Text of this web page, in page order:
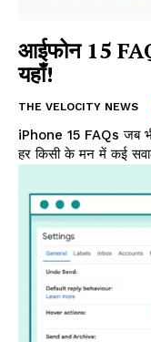
आईफोन 15
यहाँ!
THE VELOCITY NEWS
iPhone 15 FAQs जब भी किसी नए iPhone मॉडल की बात होती है, तो
हर किसी के मन में कई